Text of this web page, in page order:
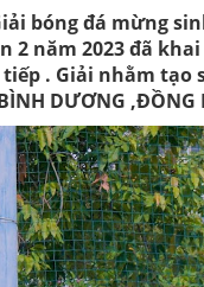
bóng đá mừng
2 năm 2023 đã
. Giải nhằm tạo
DƯƠNG